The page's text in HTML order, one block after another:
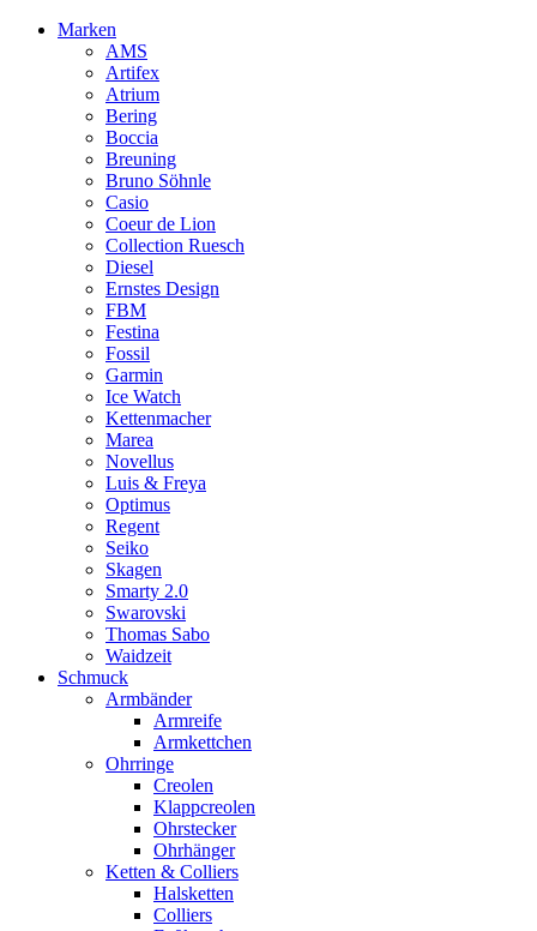
Marken
AMS
Artifex
Atrium
Bering
Boccia
Breuning
Bruno Söhnle
Casio
Coeur de Lion
Collection Ruesch
Diesel
Ernstes Design
FBM
Festina
Fossil
Garmin
Ice Watch
Kettenmacher
Marea
Novellus
Luis & Freya
Optimus
Regent
Seiko
Skagen
Smarty 2.0
Swarovski
Thomas Sabo
Waidzeit
Schmuck
Armbänder
Armreife
Armkettchen
Ohrringe
Creolen
Klappcreolen
Ohrstecker
Ohrhänger
Ketten & Colliers
Halsketten
Colliers